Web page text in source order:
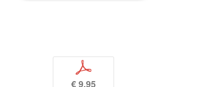
p
€ 9,95